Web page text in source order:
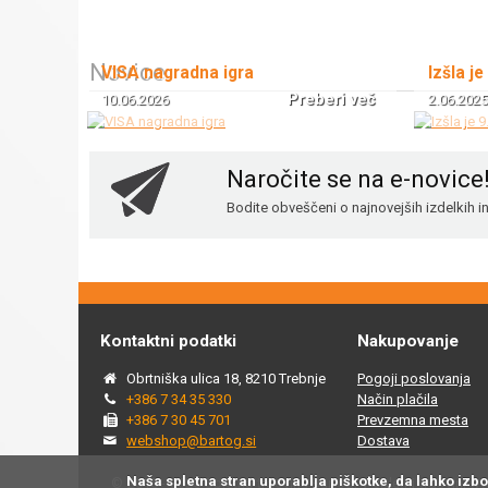
Novice
VISA nagradna igra
10.06.2026 Preberi več
Izšla
2.06.2025
Naročite se na e-novice!
Bodite obveščeni o najnovejših izdelkih
Kontaktni podatki
Obrtniška ulica 18, 8210 Trebnje
+386 7 34 35 330
+386 7 30 45 701
webshop@bartog.si
Nakupovanje
Pogoji poslovanja
Način plačila
Prevzemna mesta
Dostava
© 2015 - 2025 Spletna trgovina Bartog, v spletni trgovini
Naša spletna stran uporablja piškotke, da lahko